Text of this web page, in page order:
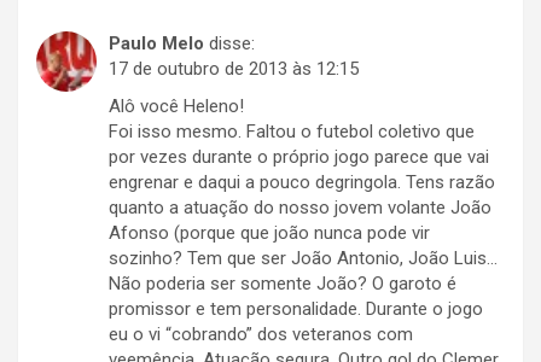
Paulo Melo disse:
17 de outubro de 2013 às 12:15
Alô você Heleno!
Foi isso mesmo. Faltou o futebol coletivo que
por vezes durante o próprio jogo parece que vai
engrenar e daqui a pouco degringola. Tens razão
quanto a atuação do nosso jovem volante João
Afonso (porque que joão nunca pode vir
sozinho? Tem que ser João Antonio, João Luis…
Não poderia ser somente João? O garoto é
promissor e tem personalidade. Durante o jogo
eu o vi “cobrando” dos veteranos com